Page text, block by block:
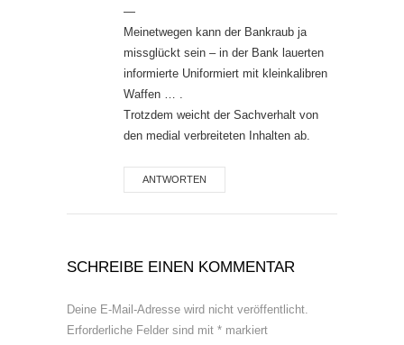
—
Meinetwegen kann der Bankraub ja
missglückt sein – in der Bank lauerten
informierte Uniformiert mit kleinkalibren
Waffen … .
Trotzdem weicht der Sachverhalt von
den medial verbreiteten Inhalten ab.
ANTWORTEN
SCHREIBE EINEN KOMMENTAR
Deine E-Mail-Adresse wird nicht veröffentlicht.
Erforderliche Felder sind mit * markiert